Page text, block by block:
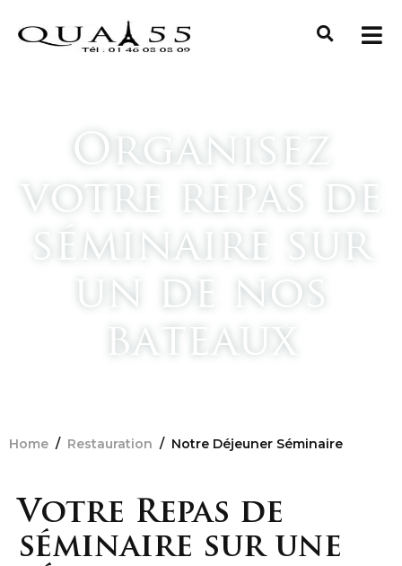
Organisez
votre repas de
séminaire sur
un de nos
bateaux
Home / Restauration / Notre Déjeuner Séminaire
Votre Repas de
séminaire sur une